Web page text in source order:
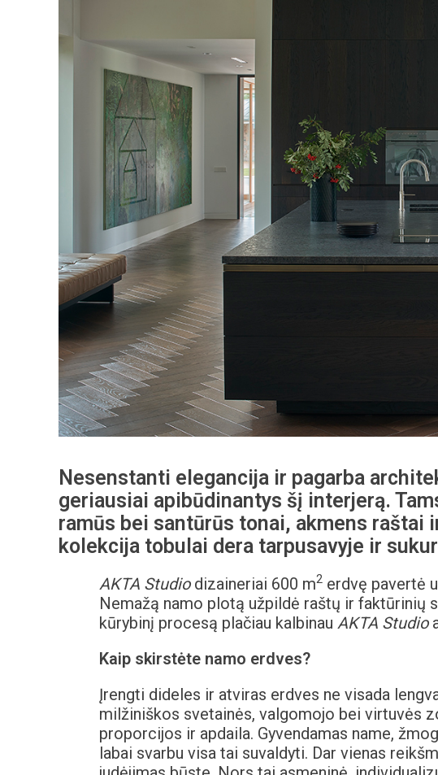
Nesenstanti elegancija ir pagarba
geriausiai apibūdinantys šį interjerą.
ramūs bei santūrūs tonai, akmens raštai
kolekcija tobulai dera tarpusavyje ir
AKTA Studiodizaineriai 600 m2 erdvę pavertė
Nemažą namo plotą užpildė raštų ir faktūrinių
kūrybinį procesą plačiau kalbinau AKTA Studio
Kaip skirstėte namo erdves?
Įrengti dideles ir atviras erdves ne visada
milžiniškos svetainės, valgomojo bei virtuvės
proporcijos ir apdaila. Gyvendamas name,
labai svarbu visa tai suvaldyti. Dar vienas